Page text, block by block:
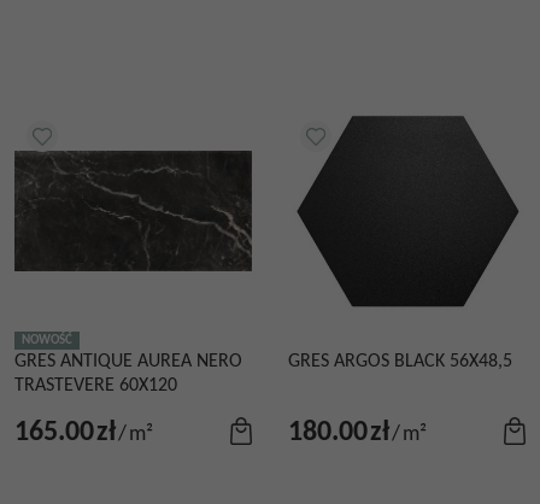
NOWOŚĆ
GRES ANTIQUE AUREA NERO
TRASTEVERE 60X120
165.00zł/m²
GRES ARGOS BLACK 56X48,5
180.00zł/m²